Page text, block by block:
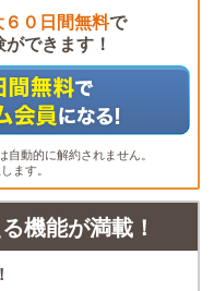
０日間無料で
できます！
動的に解約されません。
ます。
機能が満載！